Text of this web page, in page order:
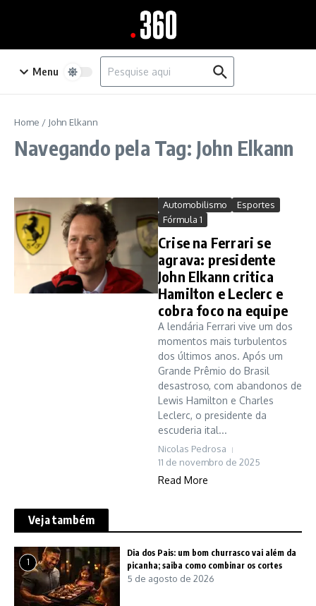
Menu
Procurar por:
Home / John Elkann
Navegando pela Tag: John Elkann
Automobilismo
Esportes
Fórmula 1
Crise na Ferrari se
agrava: presidente
John Elkann critica
Hamilton e Leclerc e
cobra foco na equipe
A lendária Ferrari vive um dos
momentos mais turbulentos
dos últimos anos. Após um
Grande Prêmio do Brasil
desastroso, com abandonos de
Lewis Hamilton e Charles
Leclerc, o presidente da
escuderia ital...
Nicolas Pedrosa
11 de novembro de 2025
Read More
Veja também
1
Dia dos Pais: um bom churrasco vai além da
picanha; saiba como combinar os cortes
5 de agosto de 2026